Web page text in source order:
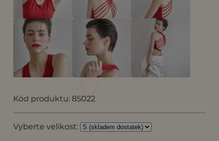
Kód produktu: 85022
Vyberte velikost: